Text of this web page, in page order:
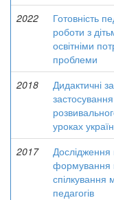
2022
Готовність
роботи з
освітніми
проблеми
2018
Дидактичні
застосування
уроках
2017
формування
спілкування
педагогів